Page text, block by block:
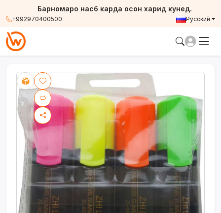
+992970400500
Барномаро насб карда осон харид кунед.
Русский